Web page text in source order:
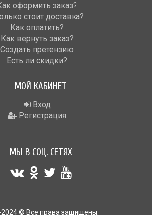
оформить заказ?
стоит доставка?
Как оплатить?
Как вернуть заказ?
Создать претензию
Есть ли скидки?
МОЙ КАБИНЕТ
Вход
Регистрация
МЫ В СОЦ. СЕТЯХ
2024 © Все права защищены.